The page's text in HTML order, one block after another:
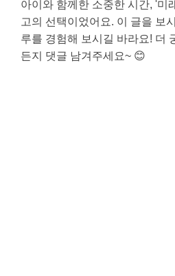
아이와 함께한 소중한 시간, '미
고의 선택이었어요. 이 글을 보
루를 경험해 보시길 바라요! 더
든지 댓글 남겨주세요~ 😊